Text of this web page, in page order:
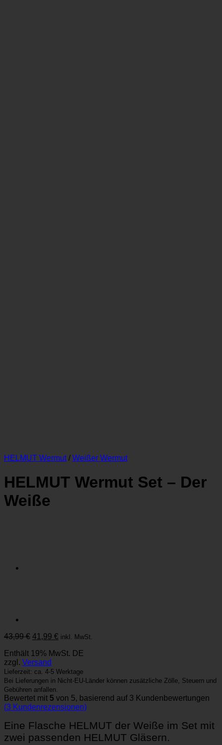
HELMUT Wermut / Weißer Wermut
HELMUT Wermut Set – Der
Weiße
43,99€ Ursprünglicher
war:
43,99 €
41,99 € Aktueller
ist:
inkl. MwSt.
Enthält 19% MwSt. DE
zzgl. Versand
Lieferzeit: ca. 4-5 Werktage
Bei Lieferungen in Nicht-EU-Länder können zusätzliche Zölle, Steuern und
Gebühren anfallen.
Bewertet mit 5 von 5, basierend auf 3 Kundenbewertungen
(3 Kundenrezensionen)
Eine Flasche HELMUT der Weiße im Set mit
zwei passenden HELMUT Gläsern.